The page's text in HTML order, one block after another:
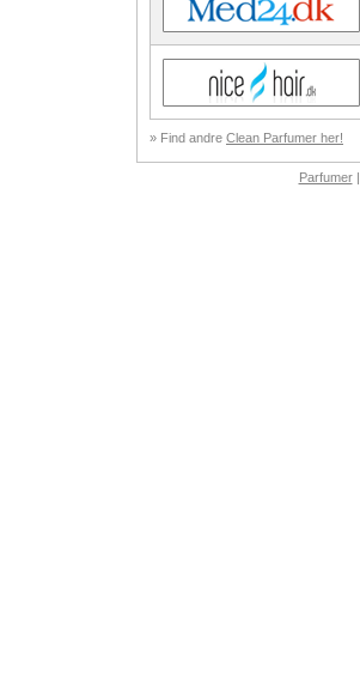
» Find andre Clean Parfumer her!
Parfumer|